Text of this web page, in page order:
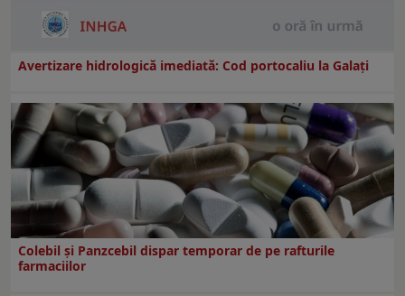
Avertizare hidrologică imediată: Cod portocaliu la Galaţi
Colebil și Panzcebil dispar temporar de pe rafturile
farmaciilor